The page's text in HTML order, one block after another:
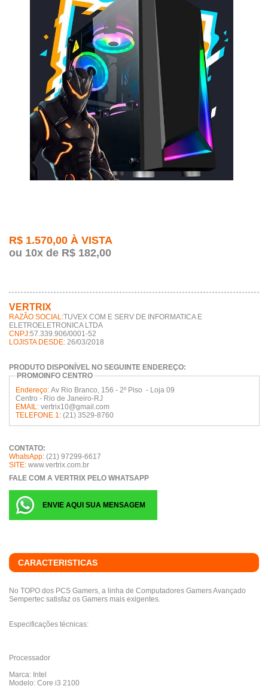
R$ 1.570,00 À VISTA
ou 10x de R$ 182,00
VERTRIX
RAZÃO SOCIAL:TUVEX COM E SERV DE INFORMATICA E
ELETROELETRONICA LTDA
CNPJ:57.339.906/0001-52
LOJISTA DESDE: 26/03/2018
PRODUTO DISPONÍVEL NO SEGUINTE ENDEREÇO:
PROMOINFO CENTRO
Endereço:
Av Rio Branco, 156 - 2º Piso - Loja 09
Centro - Rio de Janeiro-RJ
EMAIL: vertrix10@gmail.com
TELEFONE 1: (21) 3529-8760
CONTATO:
WhatsApp: (21) 97299-6617
SITE: www.vertrix.com.br
FALE COM A VERTRIX PELO WHATSAPP
ENVIE AQUI SUA MENSAGEM
CARACTERISTICAS
No TOPO dos PCS Gamers, a linha de Computadores Gamers Avançado
Sempertec satisfaz os Gamers mais exigentes.
Especificações técnicas:
Processador
Marca: Intel
Modelo: Core i3 2100